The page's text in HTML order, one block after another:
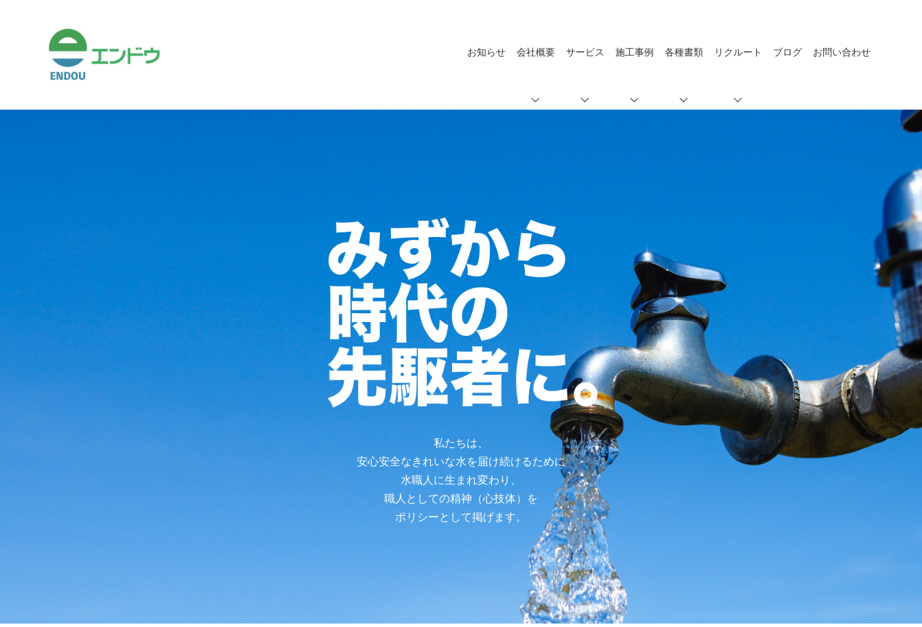
お知らせ 会社概要 サービス 施工事例 各種書類 リクルート ブログ お問い合わせ
私たちは、
安心安全なきれいな水を届け続けるために
水職人に生まれ変わり、
職人としての精神（心技体）を
ポリシーとして掲げます。